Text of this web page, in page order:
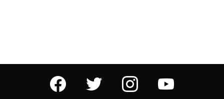
facebook twitter instagram youtube